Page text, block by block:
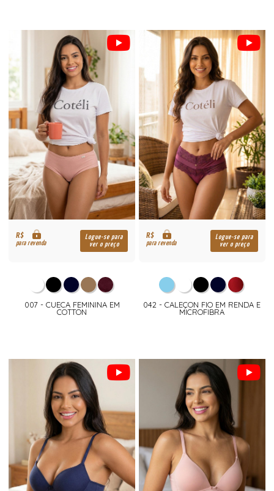
R$
para revenda
Logue-se para
ver o preço
007 - CUECA FEMININA EM
COTTON
R$
para revenda
Logue-se para
ver o preço
042 - CALEÇON FIO EM RENDA E
MICROFIBRA